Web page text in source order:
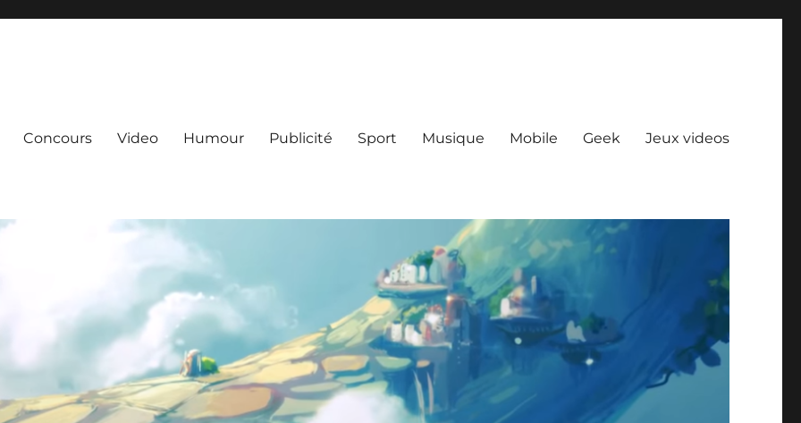
Concours Video Humour Publicité Sport Musique Mobile Geek Jeux videos